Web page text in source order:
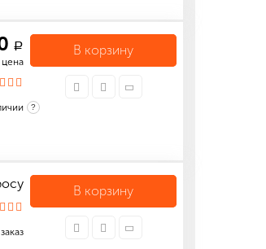
a
цена
?
В корзину
В корзину